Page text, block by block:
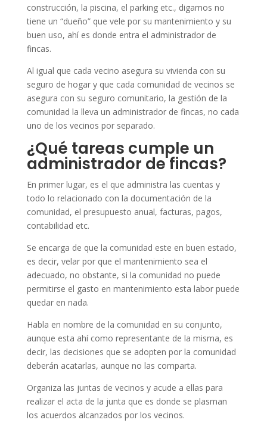
construcción, la piscina, el parking etc., digamos no
tiene un “dueño” que vele por su mantenimiento y su
buen uso, ahí es donde entra el administrador de
fincas.
Al igual que cada vecino asegura su vivienda con su
seguro de hogar y que cada comunidad de vecinos se
asegura con su seguro comunitario, la gestión de la
comunidad la lleva un administrador de fincas, no cada
uno de los vecinos por separado.
¿Qué tareas cumple un
administrador de fincas?
En primer lugar, es el que administra las cuentas y
todo lo relacionado con la documentación de la
comunidad, el presupuesto anual, facturas, pagos,
contabilidad etc.
Se encarga de que la comunidad este en buen estado,
es decir, velar por que el mantenimiento sea el
adecuado, no obstante, si la comunidad no puede
permitirse el gasto en mantenimiento esta labor puede
quedar en nada.
Habla en nombre de la comunidad en su conjunto,
aunque esta ahí como representante de la misma, es
decir, las decisiones que se adopten por la comunidad
deberán acatarlas, aunque no las comparta.
Organiza las juntas de vecinos y acude a ellas para
realizar el acta de la junta que es donde se plasman
los acuerdos alcanzados por los vecinos.